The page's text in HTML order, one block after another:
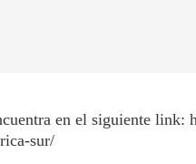
en el siguiente
sur/